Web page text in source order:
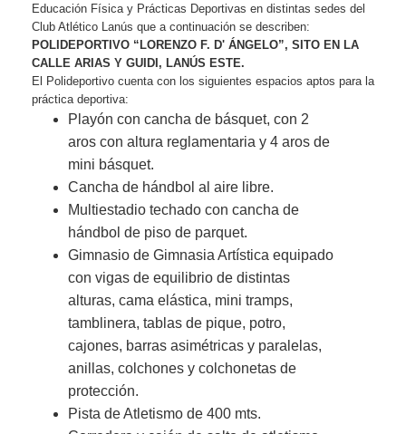
Educación Física y Prácticas Deportivas en distintas sedes del
Club Atlético Lanús que a continuación se describen:
POLIDEPORTIVO “LORENZO F. D' ÁNGELO”, SITO EN LA
CALLE ARIAS Y GUIDI, LANÚS ESTE.
El Polideportivo cuenta con los siguientes espacios aptos para la
práctica deportiva:
Playón con cancha de básquet, con 2
aros con altura reglamentaria y 4 aros de
mini básquet.
Cancha de hándbol al aire libre.
Multiestadio techado con cancha de
hándbol de piso de parquet.
Gimnasio de Gimnasia Artística equipado
con vigas de equilibrio de distintas
alturas, cama elástica, mini tramps,
tamblinera, tablas de pique, potro,
cajones, barras asimétricas y paralelas,
anillas, colchones y colchonetas de
protección.
Pista de Atletismo de 400 mts.